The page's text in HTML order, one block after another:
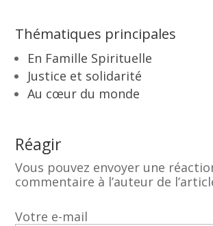
Thématiques principales
En Famille Spirituelle
Justice et solidarité
Au cœur du monde
Réagir
Vous pouvez envoyer une
commentaire à l’auteur de
Votre e-mail